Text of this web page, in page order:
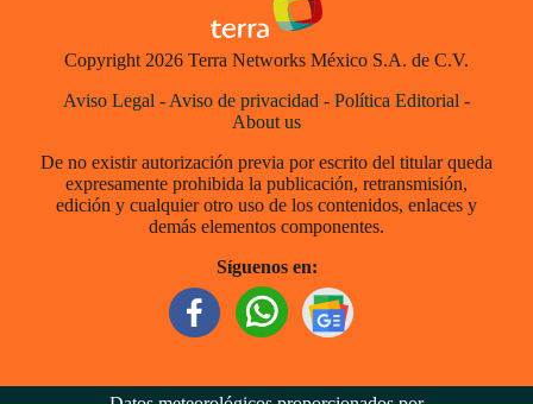
Copyright 2026 Terra Networks México S.A. de C.V.
Aviso Legal - Aviso de privacidad - Política Editorial -
About us
De no existir autorización previa por escrito del titular queda
expresamente prohibida la publicación, retransmisión,
edición y cualquier otro uso de los contenidos, enlaces y
demás elementos componentes.
Síguenos en: